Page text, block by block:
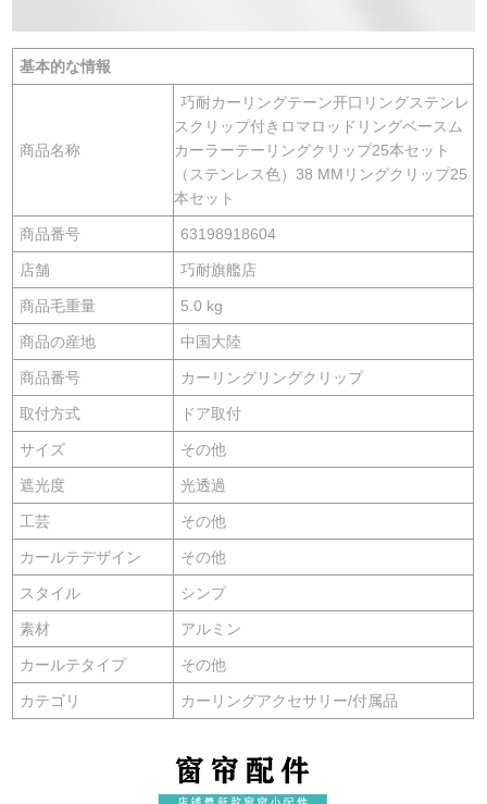
基本的な情報
商品名称
巧耐カーリングテーン开口リングステンレ
スクリップ付きロマロッドリングベースム
カーラーテーリングクリップ25本セット
（ステンレス色）38 MMリングクリップ25
本セット
商品番号 63198918604
店舗 巧耐旗艦店
商品毛重量 5.0 kg
商品の産地 中国大陸
商品番号 カーリングリングクリップ
取付方式 ドア取付
サイズ その他
遮光度 光透過
工芸 その他
カールテデザイン その他
スタイル シンプ
素材 アルミン
カールテタイプ その他
カテゴリ カーリングアクセサリー/付属品